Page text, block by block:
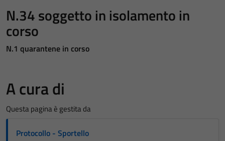
N.34 soggetto in isolamento in
corso
N.1 quarantene in corso
A cura di
Questa pagina è gestita da
Protocollo - Sportello